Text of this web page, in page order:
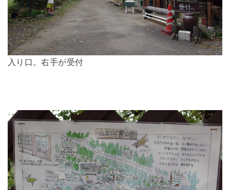
入り口。右手が受付